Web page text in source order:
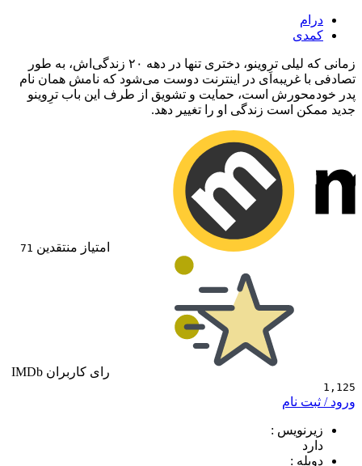
زمانی که لیلی ترِوینو، دختری تنها در دهه ۲۰ زندگی‌اش، به طور
غریبه‌ای در اینترنت دوست می‌شود که نامش همان نام
است، حمایت و تشویق از طرف این باب ترِوینو
است زندگی او را تغییر دهد.
امتیاز منتقدین 71
رای کاربران IMDb
نام
: